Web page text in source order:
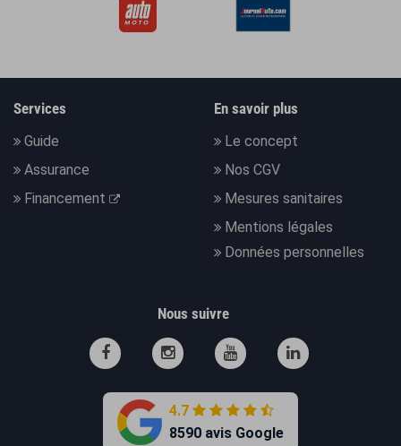
Services
Guide
Assurance
Financement
En savoir plus
Le concept
Nos CGV
Mesures sanitaires
Mentions légales
Données personnelles
Nous suivre
4.7
8590 avis Google